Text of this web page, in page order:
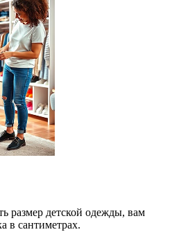
размер детской одежды, вам
в сантиметрах.